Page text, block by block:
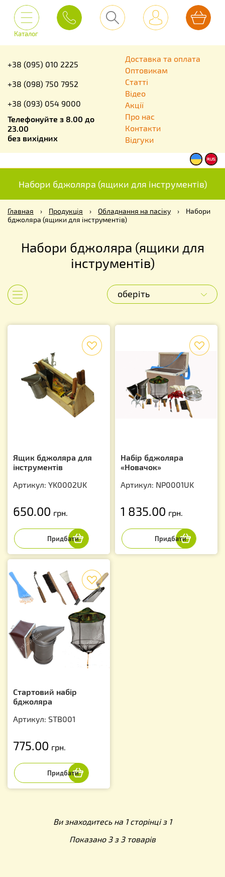
Каталог
+38 (095) 010 2225
+38 (098) 750 7952
+38 (093) 054 9000
Телефонуйте з 8.00 до
23.00
без вихідних
Доставка та оплата
Оптовикам
Статті
Відео
Акції
Про нас
Контакти
Відгуки
Набори бджоляра (ящики для інструментів)
Главная › Продукція › Обладнання на пасіку ›
Набори
бджоляра (ящики для інструментів)
Набори бджоляра (ящики для
інструментів)
оберіть
Ящик бджоляра для
інструментів
Артикул: YK0002UK
650.00 грн.
Набір бджоляра
«Новачок»
Артикул: NP0001UK
1 835.00 грн.
f
Стартовий набір
бджоляра
Артикул: STB001
775.00 грн.
Ви знаходитесь на 1 сторінці з 1
Показано 3 з 3 товарів